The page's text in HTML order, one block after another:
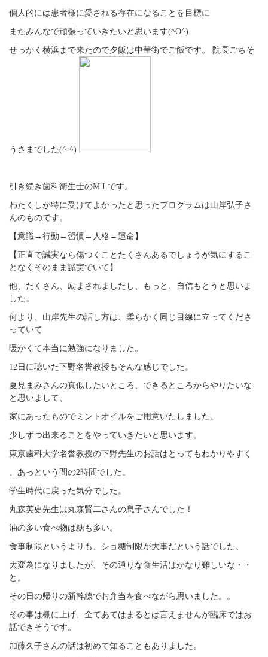
個人的には患者様に愛される存在になることを目標に
またみんなで頑張っていきたいと思います(^O^)
せっかく横浜まで来たので夕飯は中華街でご飯です。 院長ごちそ
うさまでした(^-^)
引き続き歯科衛生士のM.I.です。
わたくしが特に受けてよかったと思ったプログラムは山岸弘子さ
んのものです。
【意識→行動→習慣→人格→運命】
【正直で誠実なら傷つくことたくさんあるでしょうが気にするこ
となくそのまま誠実でいて】
他、たくさん、励まされましたし、もっと、自信もとうと思いま
した。
何より、山岸先生の話し方は、柔らかく同じ目線に立ってくださ
っていて
暖かくて本当に勉強になりました。
12日に聴いた下野名誉教授もそんな感じでした。
夏見まみさんの真似したいところ、できるところからやりたいな
と思いまして、
家にあったものでミントオイルをご用意いたしました。
少しずつ出来ることをやっていきたいと思います。
東京歯科大学名誉教授の下野先生のお話はとってもわかりやすく
、あっという間の2時間でした。
学生時代に戻った気分でした。
丸森英史先生は丸森賢二さんの息子さんでした！
油の多い食べ物は糖も多い。
食事制限というよりも、ショ糖制限が大事だという話でした。
大変為になりましたが、その通りな食生活はかなり難しいな・・
と。
その日の帰りの新幹線でお弁当を食べながら思いました。。
その事は棚に上げ、全てあてはまるとは言えませんが臨床ではお
話できそうです。
加藤久子さんの話は初めて知ることもありました。